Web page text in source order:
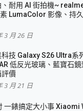
、耐用 AI 街拍機~
LumaColor 影像、持
3 月 26 日
科技 Galaxy S26 Ultra系
低反光玻璃、藍寶石
價
3 月 21 日
一錶搞定大小事 Xiaomi